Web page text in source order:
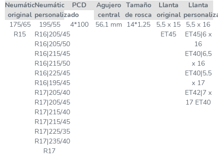
Neumático
original
Neumático
personalizado
PCD
Agujero
central
Tamaño
de rosca
Llanta
original
Llanta
175/65
R15
195/55
R16|205/45
R16|205/50
R16|215/45
R16|215/50
R16|225/45
R16|195/45
R17|205/40
R17|205/45
R17|215/40
R17|215/45
R17|225/35
R17|235/40
R17
4*100 56,1 mm 14*1,25
5,5 x 15
ET45
5,5 x 16
ET45|6 x
16
ET40|6,5
x 16
ET40|5,5
x 17
ET42|7 x
17 ET40